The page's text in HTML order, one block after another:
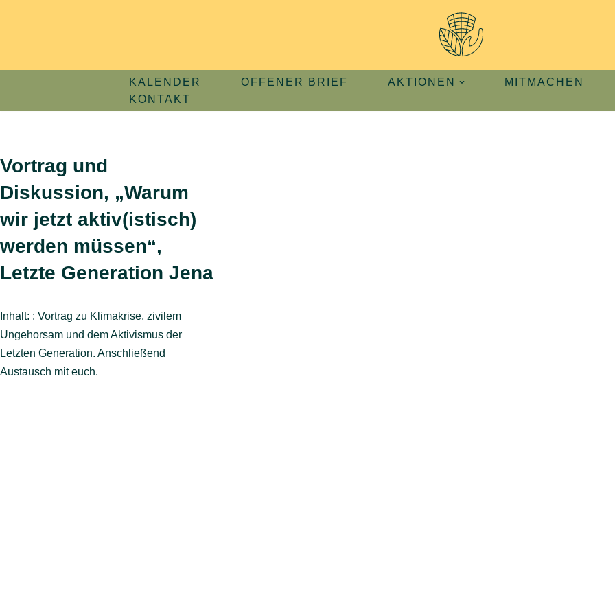
KALENDER OFFENER BRIEF AKTIONEN MITMACHEN
KONTAKT
Vortrag und
Diskussion, „Warum
wir jetzt aktiv(istisch)
werden müssen“,
Letzte Generation Jena
Inhalt: : Vortrag zu Klimakrise, zivilem
Ungehorsam und dem Aktivismus der
Letzten Generation. Anschließend
Austausch mit euch.